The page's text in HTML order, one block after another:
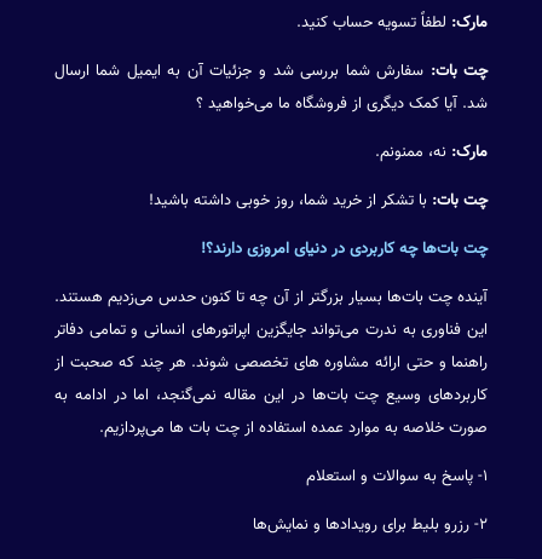
مارک: لطفاً تسویه حساب کنید.
چت بات: سفارش شما بررسی شد و جزئیات آن به ایمیل شما ارسال
شد. آیا کمک دیگری از فروشگاه ما می‌خواهید ؟
مارک: نه، ممنونم.
چت بات: با تشکر از خرید شما، روز خوبی داشته باشید!
چت بات‌ها چه کاربردی در دنیای امروزی دارند؟!
آینده چت بات‌ها بسیار بزرگتر از آن چه تا کنون حدس می‌زدیم هستند.
این فناوری به ندرت می‌تواند جایگزین اپراتورهای انسانی و تمامی دفاتر
راهنما و حتی ارائه مشاوره های تخصصی شوند. هر چند که صحبت از
کاربردهای وسیع چت بات‌ها در این مقاله نمی‌گنجد، اما در ادامه به
صورت خلاصه به موارد عمده استفاده از چت بات ها می‌پردازیم.
۱- پاسخ به سوالات و استعلام
۲- رزرو بلیط برای رویدادها و نمایش‌ها